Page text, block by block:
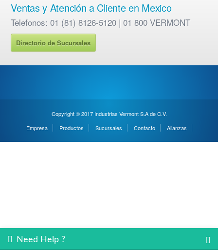
Ventas y Atención a Cliente en Mexico
Telefonos: 01 (81) 8126-5120 | 01 800 VERMONT
Directorio de Sucursales
Copyright © 2017 Industrias Vermont S.A de C.V.
Empresa
Productos Sucursales Contacto Alianzas
Need Help ?